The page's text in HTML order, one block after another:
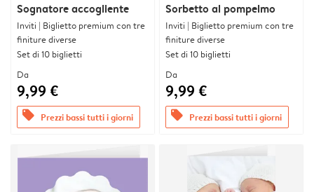
Sognatore accogliente
Inviti | Biglietto premium con tre
finiture diverse
Set di 10 biglietti
Da
9,99 €
offers Prezzi bassi tutti i giorni
Sorbetto al pompelmo
Inviti | Biglietto premium con tre
finiture diverse
Set di 10 biglietti
Da
9,99 €
offers Prezzi bassi tutti i giorni